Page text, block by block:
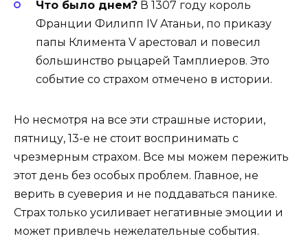
Что было днем? В 1307 году король
Франции Филипп IV Атаньи, по приказу
папы Климента V арестовал и повесил
большинство рыцарей Тамплиеров. Это
событие со страхом отмечено в истории.
Но несмотря на все эти страшные истории,
пятницу, 13-е не стоит воспринимать с
чрезмерным страхом. Все мы можем пережить
этот день без особых проблем. Главное, не
верить в суеверия и не поддаваться панике.
Страх только усиливает негативные эмоции и
может привлечь нежелательные события.